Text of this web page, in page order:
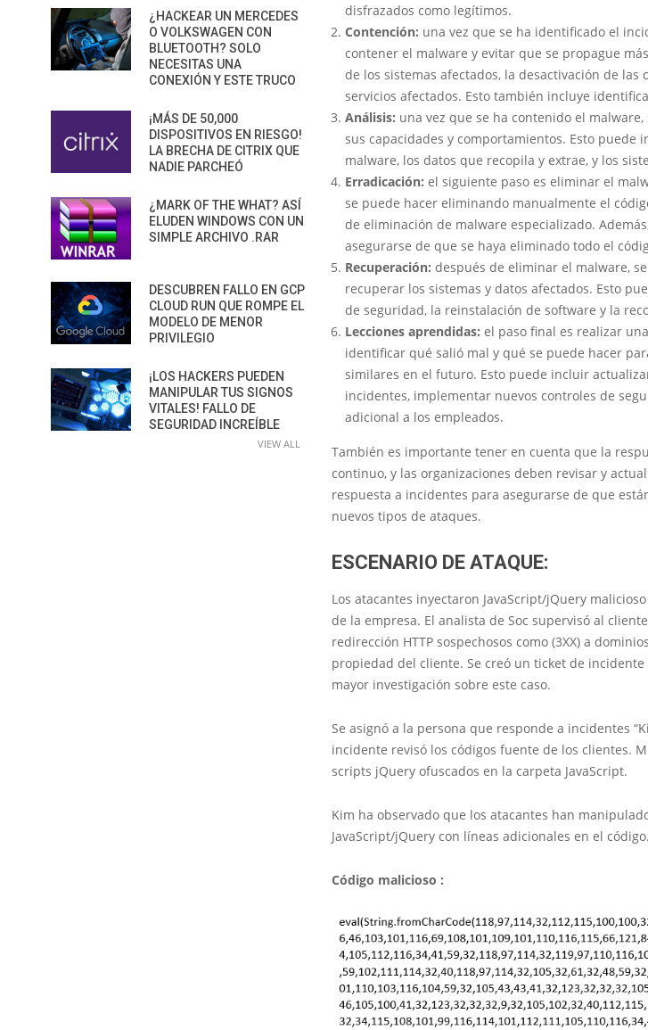
disfrazados como legítimos.
Contención: una vez que se ha identificado el
contener el malware y evitar que se propague
de los sistemas afectados, la desactivación de las
servicios afectados. Esto también incluye
Análisis: una vez que se ha contenido el
sus capacidades y comportamientos. Esto
malware, los datos que recopila y extrae, y los
Erradicación: el siguiente paso es eliminar el
se puede hacer eliminando manualmente el
de eliminación de malware especializado.
asegurarse de que se haya eliminado todo el
Recuperación: después de eliminar el malware,
recuperar los sistemas y datos afectados. Esto
de seguridad, la reinstalación de software y la
Lecciones aprendidas: el paso final es realizar
identificar qué salió mal y qué se puede hacer
similares en el futuro. Esto puede incluir
incidentes, implementar nuevos controles de
adicional a los empleados.
También es importante tener en cuenta que la
continuo, y las organizaciones deben revisar y
respuesta a incidentes para asegurarse de que
nuevos tipos de ataques.
ESCENARIO DE ATAQUE:
Los atacantes inyectaron JavaScript/jQuery
de la empresa. El analista de Soc supervisó al
redirección HTTP sospechosos como (3XX) a
propiedad del cliente. Se creó un ticket de
mayor investigación sobre este caso.
Se asignó a la persona que responde a incidentes
incidente revisó los códigos fuente de los clientes.
scripts jQuery ofuscados en la carpeta JavaScript.
Kim ha observado que los atacantes han
JavaScript/jQuery con líneas adicionales en el código.
Código malicioso :
¿HACKEAR UN MERCEDES
O VOLKSWAGEN CON
BLUETOOTH? SOLO
NECESITAS UNA
CONEXIÓN Y ESTE TRUCO
¡MÁS DE 50,000
DISPOSITIVOS EN RIESGO!
LA BRECHA DE CITRIX QUE
NADIE PARCHEÓ
¿MARK OF THE WHAT? ASÍ
ELUDEN WINDOWS CON UN
SIMPLE ARCHIVO .RAR
DESCUBREN FALLO EN GCP
CLOUD RUN QUE ROMPE EL
MODELO DE MENOR
PRIVILEGIO
¡LOS HACKERS PUEDEN
MANIPULAR TUS SIGNOS
VITALES! FALLO DE
SEGURIDAD INCREÍBLE
VIEW ALL